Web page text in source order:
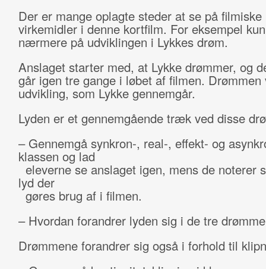
Der er mange oplagte steder at se på filmiske
virkemidler i denne kortfilm. For eksempel
nærmere på udviklingen i Lykkes drøm.
Anslaget starter med, at Lykke drømmer, og
går igen tre gange i løbet af filmen. Drømmen
udvikling, som Lykke gennemgår.
Lyden er et gennemgående træk ved disse
– Gennemgå synkron-, real-, effekt- og
klassen og lad
eleverne se anslaget igen, mens de noterer
lyd der
gøres brug af i filmen.
– Hvordan forandrer lyden sig i de tre
Drømmene forandrer sig også i forhold til